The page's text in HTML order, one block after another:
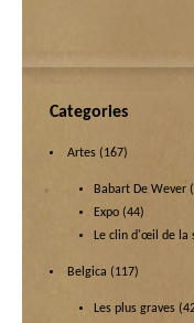
Categories
Artes (167)
Babart De Wever
Expo (44)
Le clin d'œil de la
Belgica (117)
Les plus graves